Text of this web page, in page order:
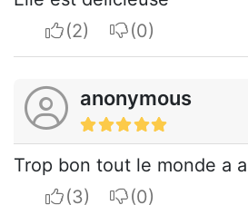
I apreciateI do not
anonymous
Trop bon tout le monde a
I apreciateI do not